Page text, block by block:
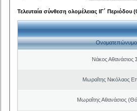
Τελευταία σύνθεση ολομέλειας ΙΓ΄ Περιόδου
Ονοματεπώνυμο
Νάκος Αθανάσιος
Μωραΐτης Νικόλαος
Μωραΐτης Αθανάσιος